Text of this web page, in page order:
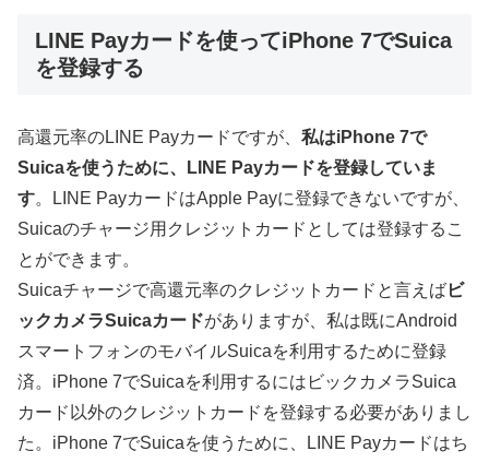
LINE Payカードを使ってiPhone 7でSuica
を登録する
高還元率のLINE Payカードですが、 私はiPhone 7で
Suicaを使うために、LINE Payカードを登録していま
す。LINE PayカードはApple Payに登録できないですが、
Suicaのチャージ用クレジットカードとしては登録するこ
とができます。
Suicaチャージで高還元率のクレジットカードと言えばビ
ックカメラSuicaカードがありますが、私は既にAndroid
スマートフォンのモバイルSuicaを利用するために登録
済。iPhone 7でSuicaを利用するにはビックカメラSuica
カード以外のクレジットカードを登録する必要がありまし
た。iPhone 7でSuicaを使うために、LINE Payカードはち